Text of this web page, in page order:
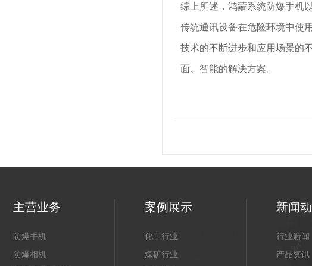
综上所述，鸿蒙系统防爆手机
传统通讯设备在危险环境中使
技术的不断进步和应用场景的
面、智能的解决方案。
主营业务
防爆手机
防爆相机
案例展示
化工行业
煤矿行业
新闻
行业新闻
产品资讯